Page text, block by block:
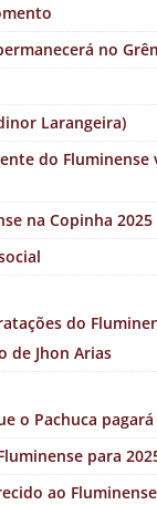
no
Larangeira)
do
na Copinha 2025
do
de Jhon Arias
o Pachuca
para
ao Fluminense